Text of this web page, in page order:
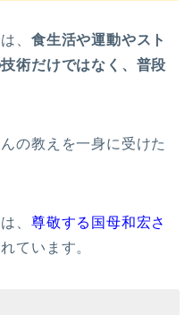
、 食生活や運動やスト
術だけではなく、普段
の教えを一身に受けた
、尊敬する国母和宏さ
ています。